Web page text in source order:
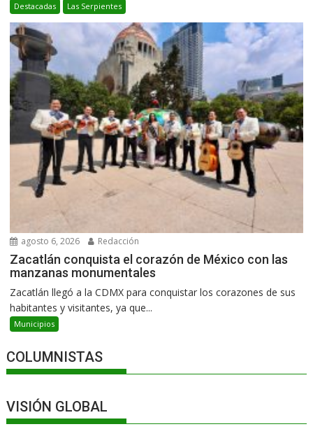
Destacadas Las Serpientes
agosto 6, 2026 Redacción
Zacatlán conquista el corazón de México con las
manzanas monumentales
Zacatlán llegó a la CDMX para conquistar los corazones de sus
habitantes y visitantes, ya que...
Municipios
COLUMNISTAS
VISIÓN GLOBAL